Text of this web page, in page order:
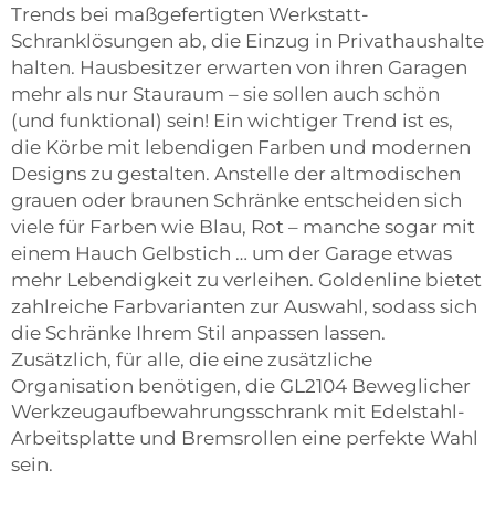
Trends bei maßgefertigten Werkstatt-
Schranklösungen ab, die Einzug in Privathaushalte
halten. Hausbesitzer erwarten von ihren Garagen
mehr als nur Stauraum – sie sollen auch schön
(und funktional) sein! Ein wichtiger Trend ist es,
die Körbe mit lebendigen Farben und modernen
Designs zu gestalten. Anstelle der altmodischen
grauen oder braunen Schränke entscheiden sich
viele für Farben wie Blau, Rot – manche sogar mit
einem Hauch Gelbstich … um der Garage etwas
mehr Lebendigkeit zu verleihen. Goldenline bietet
zahlreiche Farbvarianten zur Auswahl, sodass sich
die Schränke Ihrem Stil anpassen lassen.
Zusätzlich, für alle, die eine zusätzliche
Organisation benötigen, die GL2104 Beweglicher
Werkzeugaufbewahrungsschrank mit Edelstahl-
Arbeitsplatte und Bremsrollen eine perfekte Wahl
sein.